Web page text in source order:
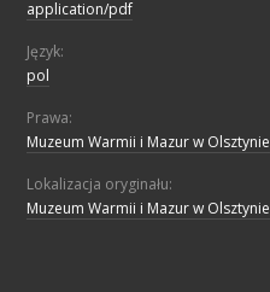
application/pdf
Język:
pol
Prawa:
Muzeum Warmii i Mazur w Olsztynie
Lokalizacja oryginału:
Muzeum Warmii i Mazur w Olsztynie